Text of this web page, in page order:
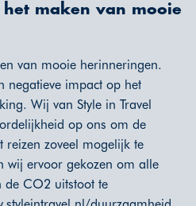
het maken van mooie
van mooie herinneringen.
negatieve impact op het
Wij van Style in Travel
op ons om de
reizen zoveel mogelijk te
wij ervoor gekozen om alle
de CO2 uitstoot te